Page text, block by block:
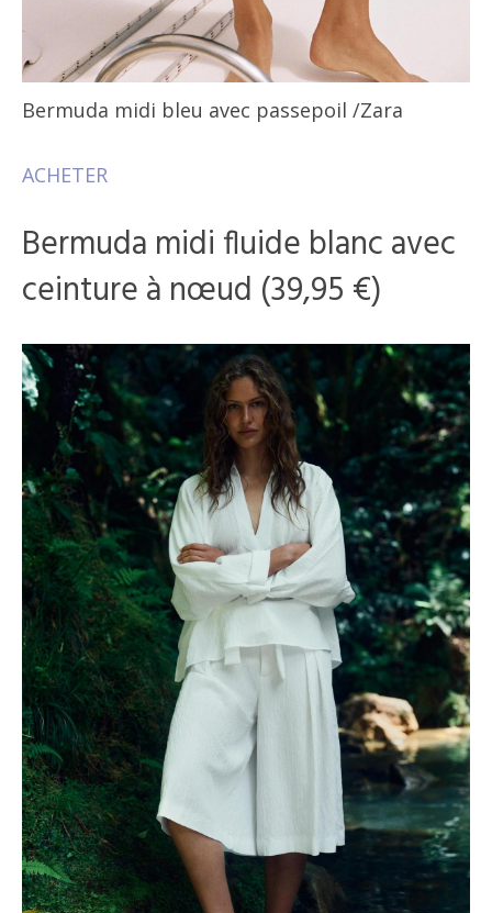
Bermuda midi bleu avec passepoil /Zara
ACHETER
Bermuda midi fluide blanc avec
ceinture à nœud (39,95 €)